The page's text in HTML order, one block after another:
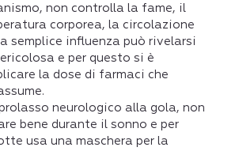
non controlla la fame, il
corporea, la circolazione
semplice influenza può rivelarsi
e per questo si è
la dose di farmaci che
neurologico alla gola, non
bene durante il sonno e per
usa una maschera per la